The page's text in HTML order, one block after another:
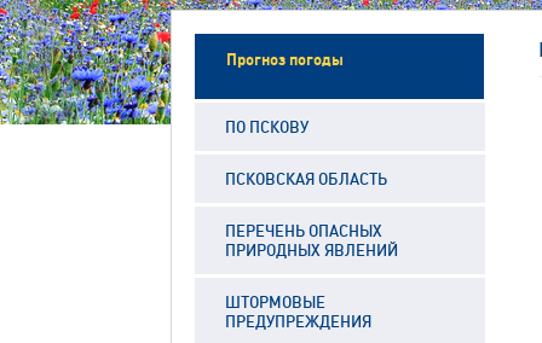
Прогноз погоды
ПО ПСКОВУ
ПСКОВСКАЯ ОБЛАСТЬ
ПЕРЕЧЕНЬ ОПАСНЫХ
ПРИРОДНЫХ ЯВЛЕНИЙ
ШТОРМОВЫЕ
ПРЕДУПРЕЖДЕНИЯ